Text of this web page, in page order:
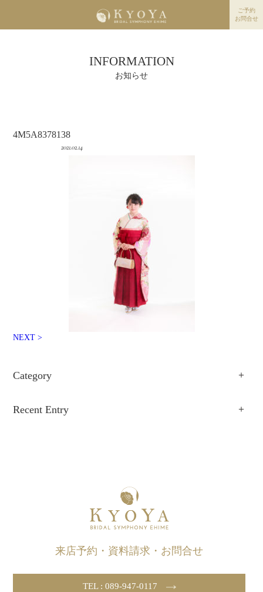
ご予約
お問合せ
INFORMATION
お知らせ
4M5A8378138
2021.02.14
NEXT >
Category
Recent Entry
来店予約・資料請求・お問合せ
TEL : 089-947-0117